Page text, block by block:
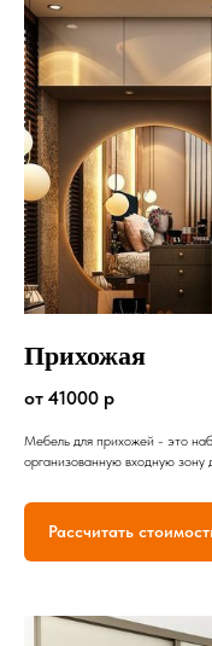
Прихожая
от 41000 р
Мебель для прихожей - это
организованную входную зону
Рассчитать